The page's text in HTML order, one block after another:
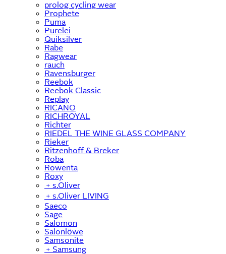
prolog cycling wear
Prophete
Puma
Purelei
Quiksilver
Rabe
Ragwear
rauch
Ravensburger
Reebok
Reebok Classic
Replay
RICANO
RICHROYAL
Richter
RIEDEL THE WINE GLASS COMPANY
Rieker
Ritzenhoff & Breker
Roba
Rowenta
Roxy
﹢ s.Oliver
﹢ s.Oliver LIVING
Saeco
Sage
Salomon
Salonlöwe
Samsonite
﹢ Samsung